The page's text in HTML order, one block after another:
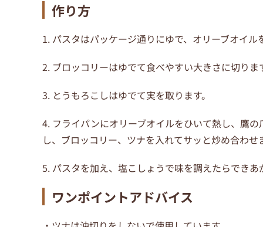
作り方
1. パスタはパッケージ通りにゆで、 オリーブオイル
2. ブロッコリーはゆでて食べやすい大きさに切りま
3. とうもろこしはゆでて実を取ります。
4. フライパンにオリーブオイルをひいて熱し、 鷹の
し、 ブロッコリー、ツナを入れてサッと炒め合わせ
5. パスタを加え、 塩こしょうで味を調えたらできあ
ワンポイントアドバイス